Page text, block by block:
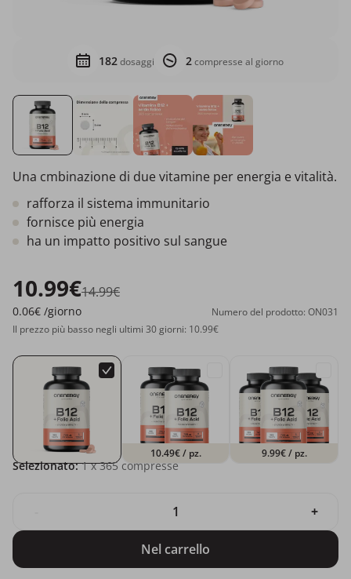
182dosaggi 2compresse al giorno
Una cmbinazione di due vitamine per energia e vitalità.
rafforza il sistema immunitario
fornisce più energia
ha un impatto positivo sul sangue
10.99€14.99€
0.06€ /giorno
Numero del prodotto: ON031
Il prezzo più basso negli ultimi 30 giorni: 10.99€
10.49€/ pz. 9.99€/ pz.
Selezionato: 1x 365 compresse
+
Nel carrello